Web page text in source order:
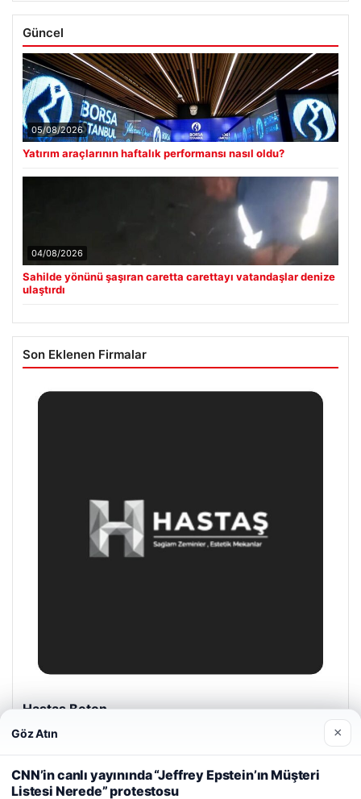
Güncel
05/08/2026
Yatırım araçlarının haftalık performansı nasıl oldu?
04/08/2026
Sahilde yönünü şaşıran caretta carettayı vatandaşlar denize
ulaştırdı
Son Eklenen Firmalar
Prenses Night Club
29/04/2026
kullanıyoruz.Çerez Politikamız
Göz Atın ×
CNN’in canlı yayınında “Jeffrey Epstein’ın Müşteri
Listesi Nerede” protestosu